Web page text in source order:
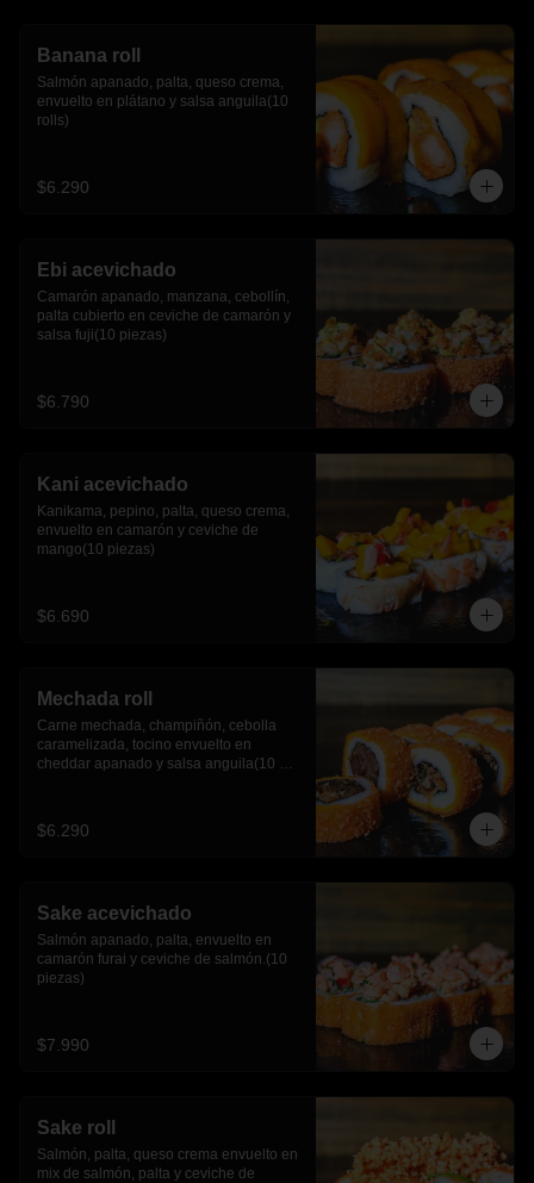
Banana roll
Salmón apanado, palta, queso crema,
envuelto en plátano y salsa anguila(10
rolls)
$6.290
Ebi acevichado
Camarón apanado, manzana, cebollín,
palta cubierto en ceviche de camarón y
salsa fuji(10 piezas)
$6.790
Kani acevichado
Kanikama, pepino, palta, queso crema,
envuelto en camarón y ceviche de
mango(10 piezas)
$6.690
Mechada roll
Carne mechada, champiñón, cebolla
caramelizada, tocino envuelto en
cheddar apanado y salsa anguila(10
$6.290
Sake acevichado
Salmón apanado, palta, envuelto en
camarón furai y ceviche de salmón.(10
piezas)
$7.990
Sake roll
Salmón, palta, queso crema envuelto en
mix de salmón, palta y ceviche de